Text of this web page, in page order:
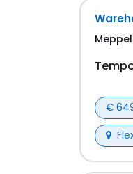
Meppel
€